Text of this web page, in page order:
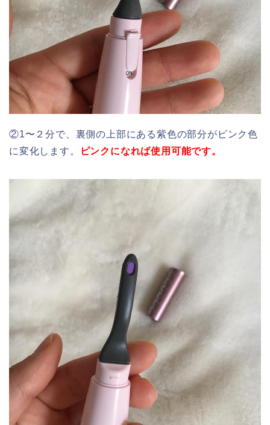
②1〜２分で、裏側の上部にある紫色の部分がピンク色
に変化します。
ピンクになれば使用可能です。